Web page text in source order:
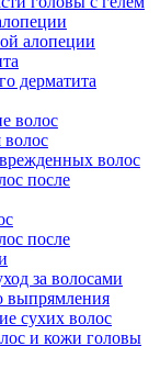
алопеции
дерматита
волос
волос
волос
после
после
за волосами
выпрямления
сухих волос
и кожи головы